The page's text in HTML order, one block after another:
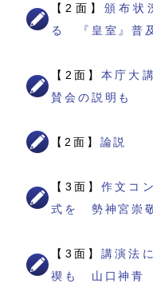
【2面】 頒布状
る 『皇室』普
【2面】本庁大
賛会の説明も
【2面】 論説
【3面】作文コ
式を 勢神宮崇
【3面】講演法
禊も 山口神青